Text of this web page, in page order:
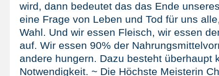
wird, dann bedeutet das das Ende
eine Frage von Leben und Tod für uns
Wahl. Und wir essen Fleisch, wir essen
auf. Wir essen 90% der
andere hungern. Dazu besteht überhaupt
Notwendigkeit. ~ Die Höchste Meisterin